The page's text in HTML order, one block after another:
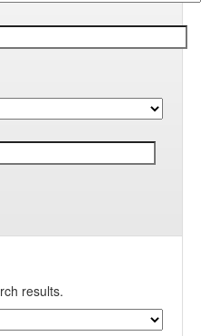
results.